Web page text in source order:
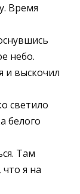
Время
небо.
и выскочил
светило
белого
Там
я на